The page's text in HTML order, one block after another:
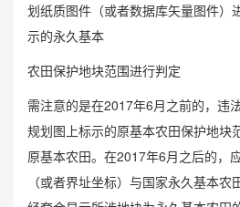
划纸质图件（或者数据库矢量图件）
示的永久基本
农田保护地块范围进行判定
需注意的是在2017年6月之前的，违
规划图上标示的原基本农田保护地块
原基本农田。在2017年6月之后的，
（或者界址坐标）与国家永久基本农